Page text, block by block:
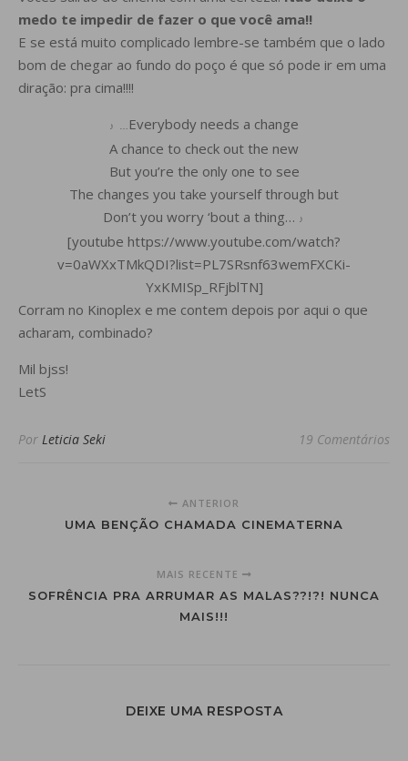
medo te impedir de fazer o que você ama!!
E se está muito complicado lembre-se também que o lado
bom de chegar ao fundo do poço é que só pode ir em uma
diração: pra cima!!!!
♪ … Everybody needs a change
A chance to check out the new
But you’re the only one to see
The changes you take yourself through but
Don’t you worry ‘bout a thing… ♪
[youtube https://www.youtube.com/watch?
v=0aWXxTMkQDI?list=PL7SRsnf63wemFXCKi-
YxKMISp_RFjblTN]
Corram no Kinoplex e me contem depois por aqui o que
acharam, combinado?
Mil bjss!
LetS
Por Leticia Seki 19 Comentários
ANTERIOR
UMA BENÇÃO CHAMADA CINEMATERNA
MAIS RECENTE
SOFRÊNCIA PRA ARRUMAR AS MALAS??!?! NUNCA
MAIS!!!
DEIXE UMA RESPOSTA